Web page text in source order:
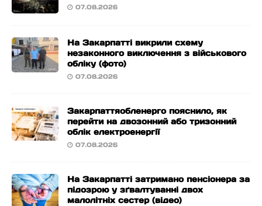
07.08.2026
На Закарпатті викрили схему
незаконного виключення з військового
обліку (фото)
07.08.2026
Закарпаттяобленерго пояснило, як
перейти на двозонний або тризонний
облік електроенергії
07.08.2026
На Закарпатті затримано пенсіонера за
підозрою у зґвалтуванні двох
малолітніх сестер (відео)